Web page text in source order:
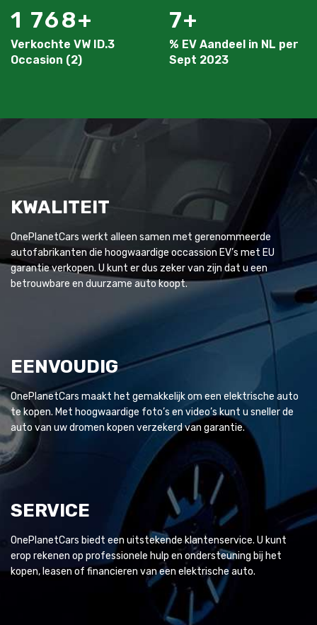
1 768
Verkochte VW ID.3
Occasion (2)
7
% EV Aandeel in NL per
Sept 2023
KWALITEIT
OnePlanetCars werkt alleen samen met gerenommeerde
autofabrikanten die hoogwaardige occassion EV’s met EU
garantie verkopen. U kunt er dus zeker van zijn dat u een
betrouwbare en duurzame auto koopt.
EENVOUDIG
OnePlanetCars maakt het gemakkelijk om een elektrische auto
te kopen. Met hoogwaardige foto’s en video’s kunt u sneller de
auto van uw dromen kopen verzekerd van garantie.
SERVICE
OnePlanetCars biedt een uitstekende klantenservice. U kunt
erop rekenen op professionele hulp en ondersteuning bij het
kopen, leasen of financieren van een elektrische auto.